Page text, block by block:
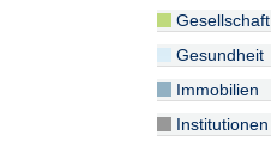
Gesellschaft
Gesundheit
Immobilien
Institutionen